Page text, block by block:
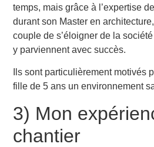
temps, mais grâce à l’expertise
durant son Master en
couple de s’éloigner de la
y parviennent avec succès.
Ils sont particulièrement motivés
fille de 5 ans un environnement
3) Mon
chantier